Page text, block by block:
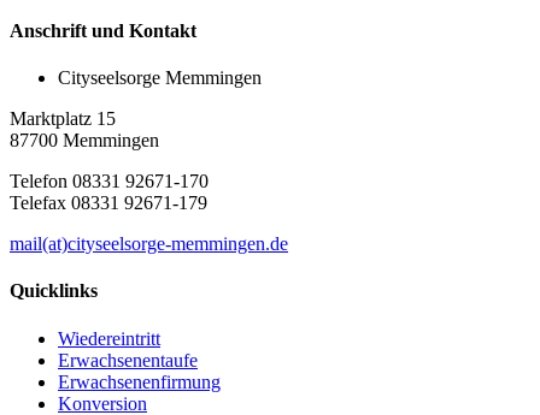
Anschrift und Kontakt
Cityseelsorge Memmingen
Marktplatz 15
87700 Memmingen
Telefon 08331 92671-170
Telefax 08331 92671-179
mail(at)cityseelsorge-memmingen.de
Quicklinks
Wiedereintritt
Erwachsenentaufe
Erwachsenenfirmung
Konversion